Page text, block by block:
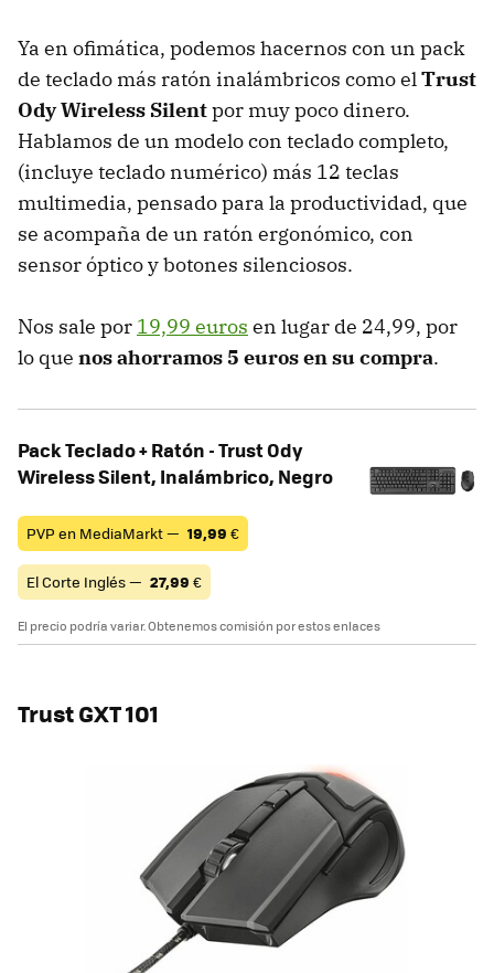
Ya en ofimática, podemos hacernos con un pack
de teclado más ratón inalámbricos como elTrust
Ody Wireless Silentpor muy poco dinero.
Hablamos de un modelo con teclado completo,
(incluye teclado numérico) más 12 teclas
multimedia, pensado para la productividad, que
se acompaña de un ratón ergonómico, con
sensor óptico y botones silenciosos.
Nos sale por 19,99 euros en lugar de 24,99, por
lo que nos ahorramos 5 euros en su compra.
Pack Teclado + Ratón - Trust Ody
Wireless Silent, Inalámbrico, Negro
PVP en MediaMarkt — 19,99 €
El Corte Inglés — 27,99 €
El precio podría variar. Obtenemos comisión por estos enlaces
Trust GXT 101